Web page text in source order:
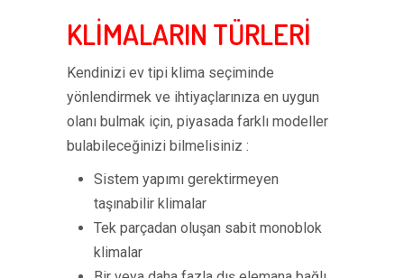
KLİMALARIN TÜRLERİ
Kendinizi ev tipi klima seçiminde
yönlendirmek ve ihtiyaçlarınıza en uygun
olanı bulmak için, piyasada farklı modeller
bulabileceğinizi bilmelisiniz :
Sistem yapımı gerektirmeyen
taşınabilir klimalar
Tek parçadan oluşan sabit monoblok
klimalar